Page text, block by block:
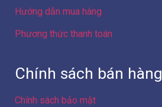
Hướng dẫn mua hàng
Phương thức thanh toán
Chính sách bán hàng
Chính sách bảo mật